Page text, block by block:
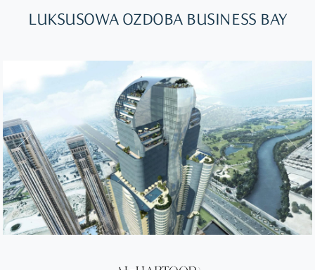
LUKSUSOWA OZDOBA BUSINESS BAY